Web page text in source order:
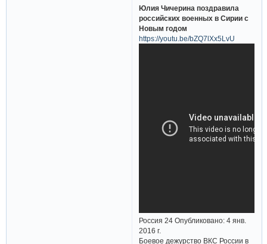
Юлия Чичерина поздравила
российских военных в Сирии с
Новым годом
https://youtu.be/bZQ7lXx5LvU
Россия 24 Опубликовано: 4 янв.
2016 г.
Боевое дежурство ВКС России в